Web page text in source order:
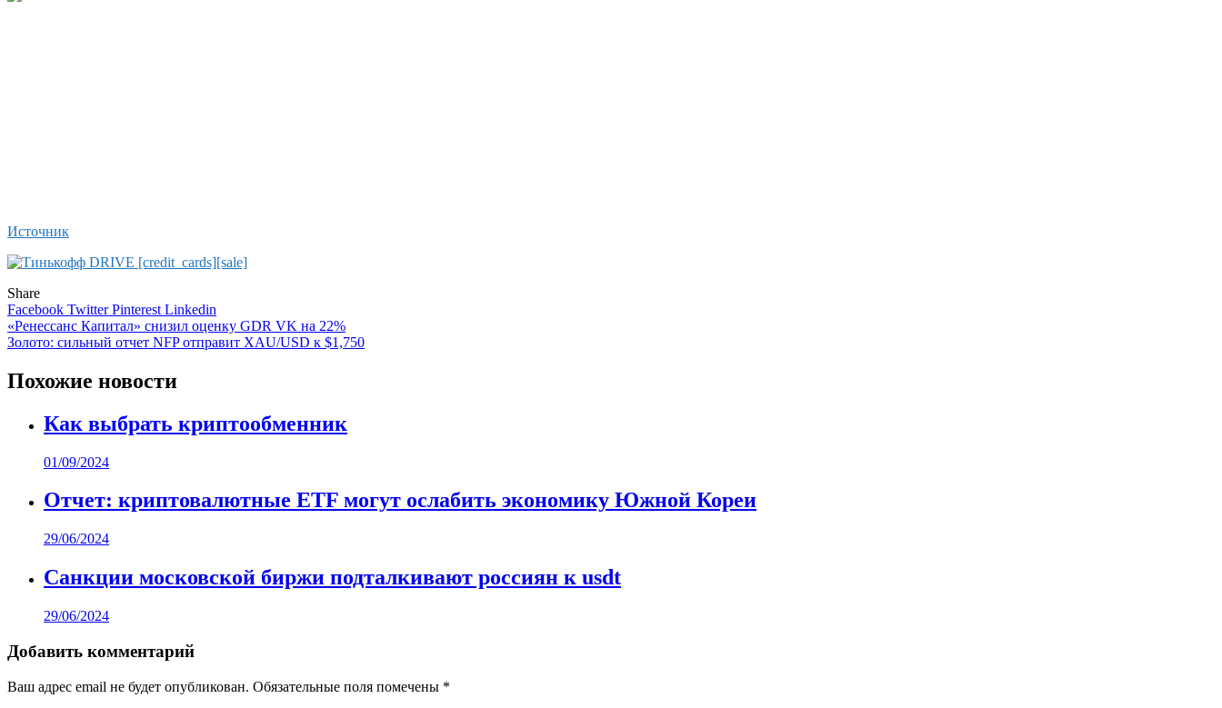
Источник
Share
Facebook TwitterPinterest Linkedin
Навигация
по
записям
«Ренессанс Капитал» снизил оценку GDR VK на 22%
Золото: сильный отчет NFP отправит XAU/USD к $1,750
Похожие новости
Как выбрать криптообменник
01/09/2024
Отчет: криптовалютные ETF могут ослабить экономику Южной Кореи
29/06/2024
Санкции московской биржи подталкивают россиян к usdt
29/06/2024
Добавить комментарий
Ваш адрес email не будет опубликован. Обязательные поля помечены *